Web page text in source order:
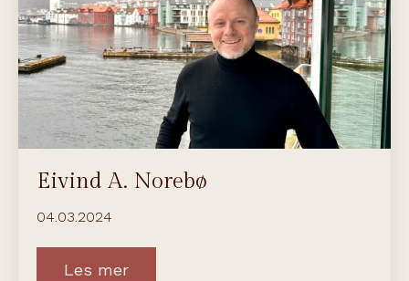
Eivind A. Norebø
04.03.2024
Les mer